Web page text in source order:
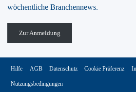
wöchentliche Branchennews.
Zur Anmeldung
Hilfe AGB Datenschutz Cookie Präferenz
Nutzungsbedingungen